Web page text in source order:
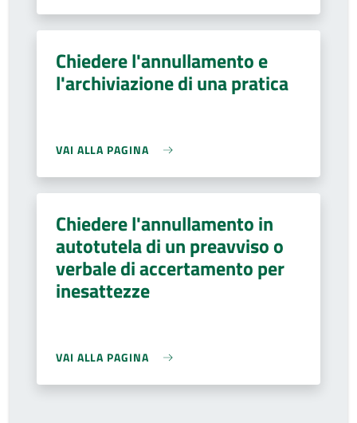
Chiedere l'annullamento e
l'archiviazione di una pratica
VAI ALLA PAGINA
Chiedere l'annullamento in
autotutela di un preavviso o
verbale di accertamento per
inesattezze
VAI ALLA PAGINA